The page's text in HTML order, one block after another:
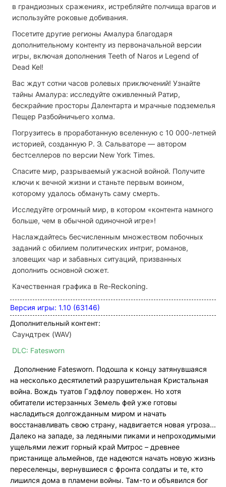
в грандиозных сражениях, истребляйте полчища врагов и
используйте роковые добивания.
Посетите другие регионы Амалура благодаря
дополнительному контенту из первоначальной версии
игры, включая дополнения Teeth of Naros и Legend of
Dead Kel!
Вас ждут сотни часов ролевых приключений! Узнайте
тайны Амалура: исследуйте оживленный Ратир,
бескрайние просторы Далентарта и мрачные подземелья
Пещер Разбойничьего холма.
Погрузитесь в проработанную вселенную с 10 000-летней
историей, созданную Р. Э. Сальваторе — автором
бестселлеров по версии New York Times.
Спасите мир, разрываемый ужасной войной. Получите
ключи к вечной жизни и станьте первым воином,
которому удалось обмануть саму смерть.
Исследуйте огромный мир, в котором «контента намного
больше, чем в обычной одиночной игре»!
Наслаждайтесь бесчисленным множеством побочных
заданий с обилием политических интриг, романов,
зловещих чар и забавных ситуаций, призванных
дополнить основной сюжет.
Качественная графика в Re-Reckoning.
Версия игры: 1.10 (63146)
Дополнительный контент:
Саундтрек (WAV)
DLC: Fatesworn
Дополнение Fatesworn. Подошла к концу затянувшаяся
на несколько десятилетий разрушительная Кристальная
война. Вождь туатов Гэдфлоу повержен. Но хотя
обитатели истерзанных Земель фей уже готовы
насладиться долгожданным миром и начать
восстанавливать свою страну, надвигается новая угроза...
Далеко на западе, за ледяными пиками и непроходимыми
ущельями лежит горный край Митрос – древнее
пристанище альмейнов, где надеются начать новую жизнь
переселенцы, вернувшиеся с фронта солдаты и те, кто
лишился дома в пламени войны. Там-то и объявился бог